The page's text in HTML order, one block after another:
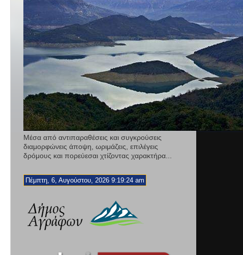
Μέσα από αντιπαραθέσεις και συγκρούσεις
διαμορφώνεις άποψη, ωριμάζεις, επιλέγεις
δρόμους και πορεύεσαι χτίζοντας χαρακτήρα...
Πέμπτη, 6, Αυγούστου, 2026 9:19:26 am